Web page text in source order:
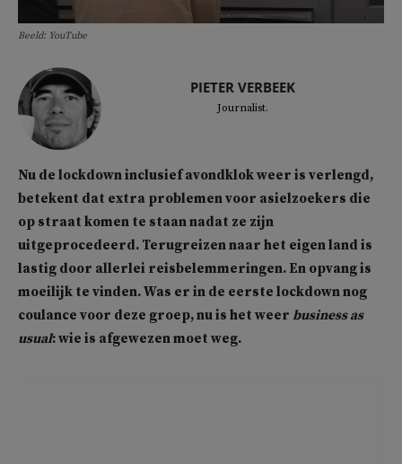
Beeld: YouTube
PIETER VERBEEK
Journalist.
Nu de lockdown inclusief avondklok weer is verlengd,
betekent dat extra problemen voor asielzoekers die
op straat komen te staan nadat ze zijn
uitgeprocedeerd. Terugreizen naar het eigen land is
lastig door allerlei reisbelemmeringen. En opvang is
moeilijk te vinden. Was er in de eerste lockdown nog
coulance voor deze groep, nu is het weer business as
usual: wie is afgewezen moet weg.